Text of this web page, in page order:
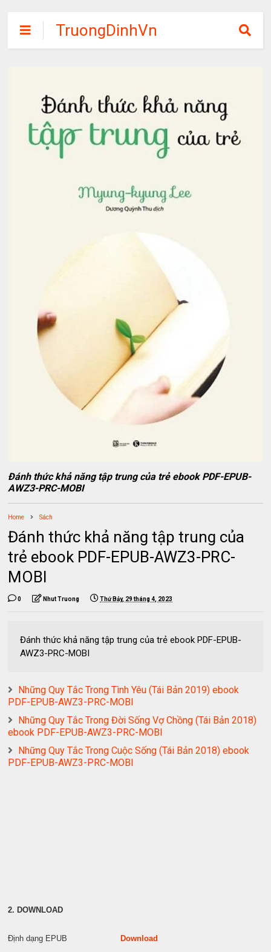
TruongDinhVn
Chia sẽ ebook,
tập miễn phí
Đánh thức khả năng tập trung của trẻ ebook PDF-EPUB-
AWZ3-PRC-MOBI
Home Sách
Đánh thức khả năng tập trung của
trẻ ebook PDF-EPUB-AWZ3-PRC-
MOBI
0 Nhut Truong Thứ Bảy, 29 tháng 4, 2023
Đánh thức khả năng tập trung của trẻ ebook PDF-EPUB-
AWZ3-PRC-MOBI
Những Quy Tắc Trong Tình Yêu (Tái Bản 2019) ebook
PDF-EPUB-AWZ3-PRC-MOBI
Những Quy Tắc Trong Đời Sống Vợ Chồng (Tái Bản 2018)
ebook PDF-EPUB-AWZ3-PRC-MOBI
Những Quy Tắc Trong Cuộc Sống (Tái Bản 2018) ebook
PDF-EPUB-AWZ3-PRC-MOBI
2. DOWNLOAD
Định dạng EPUB Download